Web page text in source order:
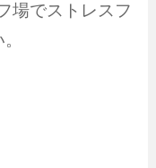
場でストレスフ